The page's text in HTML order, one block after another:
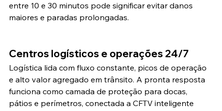
entre 10 e 30 minutos pode significar evitar danos
maiores e paradas prolongadas.
Centros logísticos e operações 24/7
Logística lida com fluxo constante, picos de operação
e alto valor agregado em trânsito. A pronta resposta
funciona como camada de proteção para docas,
pátios e perímetros, conectada a CFTV inteligente